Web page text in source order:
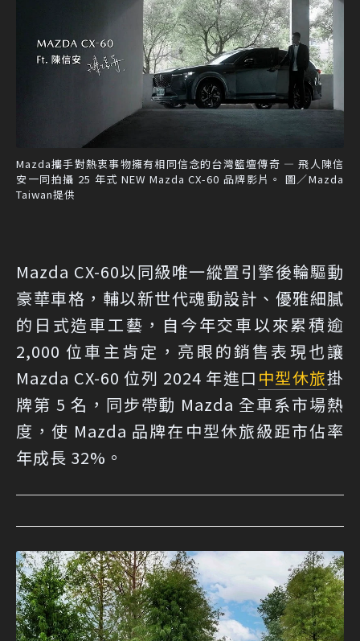
Mazda攜手對熱衷事物擁有相同信念的台灣籃壇傳奇 — 飛人陳信
安一同拍攝 25 年式 NEW Mazda CX-60 品牌影片。 圖／Mazda
Taiwan提供
Mazda CX-60以同級唯一縱置引擎後輪驅動
豪華車格，輔以新世代魂動設計、優雅細膩
的日式造車工藝，自今年交車以來累積逾
2,000 位車主肯定，亮眼的銷售表現也讓
Mazda CX-60 位列 2024 年進口 中型休旅掛
牌第 5 名，同步帶動 Mazda 全車系市場熱
度，使 Mazda 品牌在中型休旅級距市佔率
年成長 32%。